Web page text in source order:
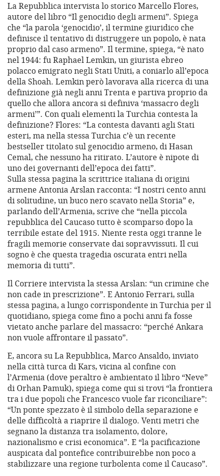
La Repubblica intervista lo storico Marcello Flores,
autore del libro “Il genocidio degli armeni”. Spiega
che “la parola ‘genocidio’, il termine giuridico che
definisce il tentativo di distruggere un popolo, è nata
proprio dal caso armeno”. Il termine, spiega, “è nato
nel 1944: fu Raphael Lemkin, un giurista ebreo
polacco emigrato negli Stati Uniti, a coniarlo all’epoca
della Shoah. Lemkin però lavorava alla ricerca di una
definizione già negli anni Trenta e partiva proprio da
quello che allora ancora si definiva ‘massacro degli
armeni’”. Con quali elementi la Turchia contesta la
definizione? Flores: “La contesta davanti agli Stati
esteri, ma nella stessa Turchia c’è un recente
bestseller titolato sul genocidio armeno, di Hasan
Cemal, che nessuno ha ritirato. L’autore è nipote di
uno dei governanti dell’epoca dei fatti”.
Sulla stessa pagina la scrittrice italiana di origini
armene Antonia Arslan racconta: “I nostri cento anni
di solitudine, un buco nero scavato nella Storia” e,
parlando dell’Armenia, scrive che “nella piccola
repubblica del Caucaso tutto è scomparso dopo la
terribile estate del 1915. Niente resta oggi tranne le
fragili memorie conservate dai sopravvissuti. Il cui
sogno è che questa tragedia oscurata entri nella
memoria di tutti”.
Il Corriere intervista la stessa Arslan: “un crimine che
non cade in prescrizione”. E Antonio Ferrari, sulla
stessa pagina, a lungo corrispondente in Turchia per il
quotidiano, spiega come fino a pochi anni fa fosse
vietato anche parlare del massacro: “perché Ankara
non vuole affrontare il passato”.
E, ancora su La Repubblica, Marco Ansaldo, inviato
nella città turca di Kars, vicina al confine con
l’Armenia (dove peraltro è ambientato il libro “Neve”
di Orhan Pamuk), spiega come qui si trovi “la frontiera
tra i due popoli che Francesco vuole far riconciliare”:
“Un ponte spezzato è il simbolo della separazione e
delle difficoltà a riaprire il dialogo. Venti metri che
segnano la distanza tra isolamento, dolore,
nazionalismo e crisi economica”. E “la pacificazione
auspicata dal pontefice contribuirebbe non poco a
stabilizzare una regione turbolenta come il Caucaso”.